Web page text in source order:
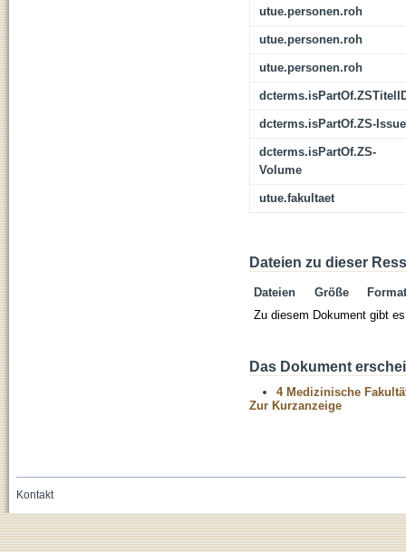
utue.personen.roh
utue.personen.roh
utue.personen.roh
dcterms.isPartOf.ZS-Issue
dcterms.isPartOf.ZS-
Volume
utue.fakultaet
Dateien zu dieser
Dateien Größe
Format
Zu diesem Dokument gibt
Das Dokument
4 Medizinische
Zur Kurzanzeige
Kontakt